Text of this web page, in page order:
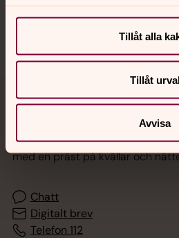
Tillåt alla
Tillåt
Avvisa
Jourhavande präst
Akut samtals- och krisstöd.
med en präst på kvällar och
Chatt
Digitalt brev
Telefon 112